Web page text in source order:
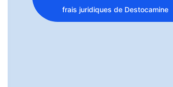
frais juridiques de Destocamine